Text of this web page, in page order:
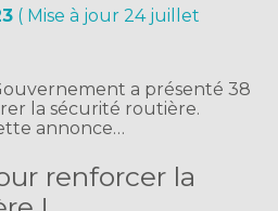
( Mise à jour 24 juillet
a présenté 38
la sécurité routière.
annonce…
renforcer la